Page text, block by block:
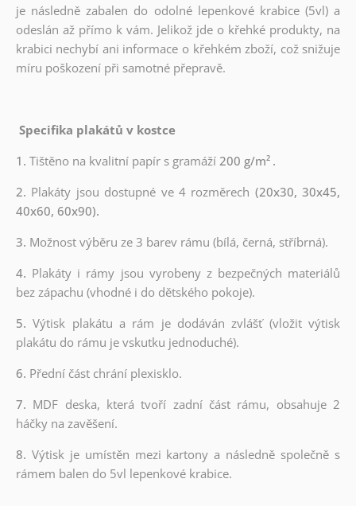
je následně zabalen do odolné lepenkové krabice (5vl) a
odeslán až přímo k vám. Jelikož jde o křehké produkty, na
krabici nechybí ani informace o křehkém zboží, což snižuje
míru poškození při samotné přepravě.
Specifika plakátů v kostce
1. Tištěno na kvalitní papír s gramáží200 g/m² .
2. Plakáty jsou dostupné ve 4 rozměrech (20x30, 30x45,
40x60, 60x90).
3. Možnost výběru ze 3 barev rámu (bílá, černá, stříbrná).
4. Plakáty i rámy jsou vyrobeny z bezpečných materiálů
bez zápachu (vhodné i do dětského pokoje).
5.Výtisk plakátu a rám je dodáván zvlášť (vložit výtisk
plakátu do rámu je vskutku jednoduché).
6. Přední část chrání plexisklo.
7. MDF deska, která tvoří zadní část rámu, obsahuje 2
háčky na zavěšení.
8. Výtisk je umístěn mezi kartony a následně společně s
rámem balen do 5vl lepenkové krabice.